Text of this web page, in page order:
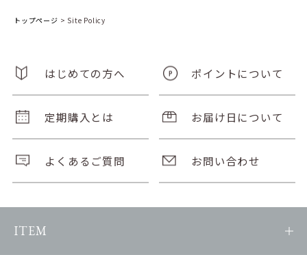
トップページ > Site Policy
はじめての方へ ポイントについて
定期購入とは お届け日について
よくあるご質問 お問い合わせ
ITEM